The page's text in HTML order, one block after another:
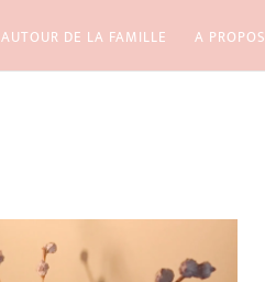
AUTOUR DE LA FAMILLE A PROPOS